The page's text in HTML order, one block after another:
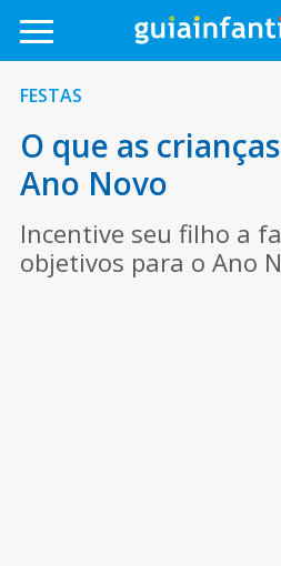
FESTAS
O que as
Ano Novo
Incentive seu filho a
objetivos para o Ano